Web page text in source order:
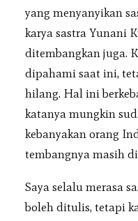
yang menyanyikan
karya sastra Yunani
ditembangkan juga.
dipahami saat ini,
hilang. Hal ini
katanya mungkin
kebanyakan orang
tembangnya masih
Saya selalu merasa
boleh ditulis, tetapi